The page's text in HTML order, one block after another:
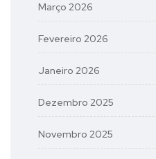
Março 2026
Fevereiro 2026
Janeiro 2026
Dezembro 2025
Novembro 2025